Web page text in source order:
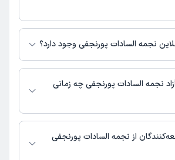
نجمه السادات پورنجفی در مراکز درمانی در دسترس
نجمه السادات پورنجفی وجود دارد؟
ارائه ویزیت آنلاین توسط نجمه السادات پورنجفی
اطلاعات دقیق‌تر، لطفاً با مطب تماس بگیرید.
نجمه السادات پورنجفی چه زمانی
بیمار جدید می‌پذیرند.
از نجمه السادات پورنجفی